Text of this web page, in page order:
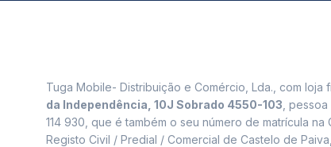
Tuga Mobile- Distribuição e Comércio, Lda., com loja
da Independência, 10J Sobrado 4550-103 ,
114 930, que é também o seu número de matrícula na
Registo Civil / Predial / Comercial de Castelo de